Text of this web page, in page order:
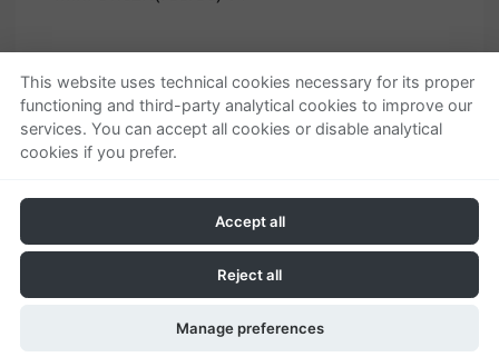
Quienes somos
Empresa
Ayuda
Condiciones generales
Política de privacidad
Política de cookies
This website uses technical cookies necessary for its proper
functioning and third-party analytical cookies to improve our
services. You can accept all cookies or disable analytical
cookies if you prefer.
Accept all
Reject all
Manage preferences